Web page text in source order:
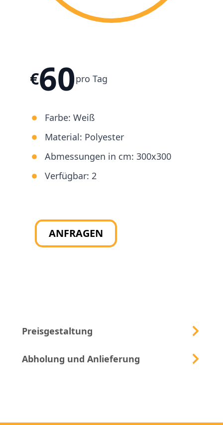
€60pro Tag
Farbe: Weiß
Material: Polyester
Abmessungen in cm: 300x300
Verfügbar: 2
ANFRAGEN
Preisgestaltung
Abholung und Anlieferung